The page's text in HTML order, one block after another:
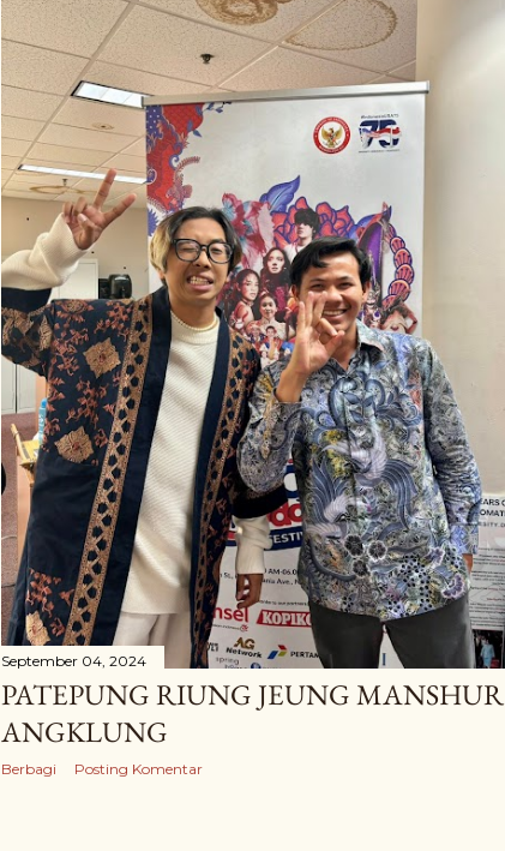
September 04, 2024
PATEPUNG RIUNG JEUNG MANSHUR
ANGKLUNG
Berbagi Posting Komentar